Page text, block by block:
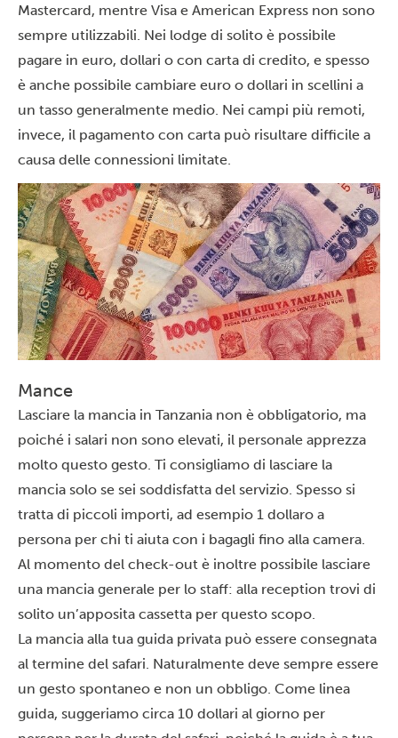
Mastercard, mentre Visa e American Express non sono
sempre utilizzabili. Nei lodge di solito è possibile
pagare in euro, dollari o con carta di credito, e spesso
è anche possibile cambiare euro o dollari in scellini a
un tasso generalmente medio. Nei campi più remoti,
invece, il pagamento con carta può risultare difficile a
causa delle connessioni limitate.
Mance
Lasciare la mancia in Tanzania non è obbligatorio, ma
poiché i salari non sono elevati, il personale apprezza
molto questo gesto. Ti consigliamo di lasciare la
mancia solo se sei soddisfatta del servizio. Spesso si
tratta di piccoli importi, ad esempio 1 dollaro a
persona per chi ti aiuta con i bagagli fino alla camera.
Al momento del check-out è inoltre possibile lasciare
una mancia generale per lo staff: alla reception trovi di
solito un’apposita cassetta per questo scopo.
La mancia alla tua guida privata può essere consegnata
al termine del safari. Naturalmente deve sempre essere
un gesto spontaneo e non un obbligo. Come linea
guida, suggeriamo circa 10 dollari al giorno per